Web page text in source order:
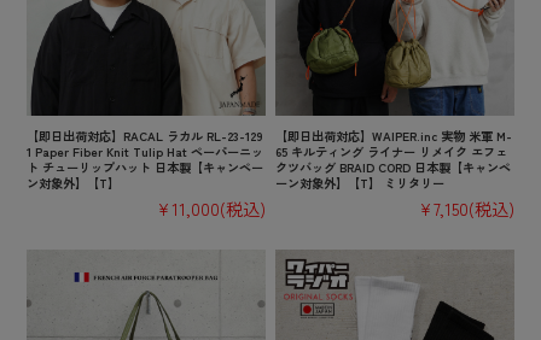
【即日出荷対応】RACAL ラカル RL-23-129
1 Paper Fiber Knit Tulip Hat ペーパーニッ
ト チューリップハット 日本製【キャンペー
ン対象外】【T】
¥11,000(税込)
【即日出荷対応】WAIPER.inc 実物 米軍 M-
65 キルティング ライナー リメイク エフェ
クツバッグ BRAID CORD 日本製【キャンペ
ーン対象外】【T】 ミリタリー
¥7,150(税込)